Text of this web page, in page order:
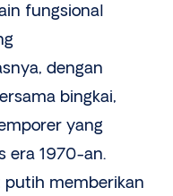
fungsional
dengan
bingkai,
yang
era 1970-an.
memberikan